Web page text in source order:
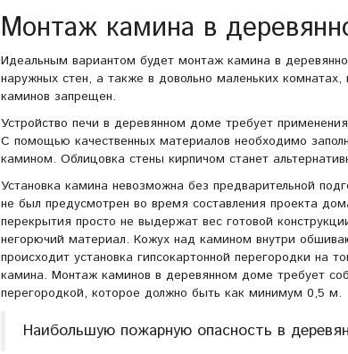
Монтаж камина в
Идеальным вариантом будет монтаж камина в
наружных стен, а также в довольно маленьких
каминов запрещен.
Устройство печи в деревянном доме требует
С помощью качественных материалов необходимо
камином. Облицовка стены кирпичом станет
Установка камина невозможна без предварительной
не был предусмотрен во время составления проекта
перекрытия просто не выдержат вес готовой
негорючий материал. Кожух над камином внутри
происходит установка гипсокартонной перегородки на
камина. Монтаж каминов в деревянном доме требует
перегородкой, которое должно быть как минимум 0,5 м.
Наибольшую пожарную опасность в